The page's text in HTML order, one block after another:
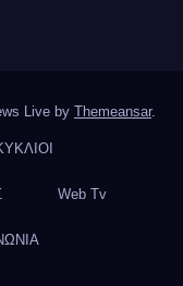
Live by Themeansar.
Web Tv